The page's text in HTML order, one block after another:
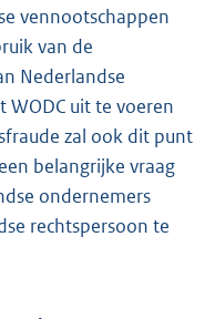
vennootschappen
van de
Nederlandse
uit te voeren
zal ook dit punt
belangrijke vraag
ondernemers
rechtspersoon te